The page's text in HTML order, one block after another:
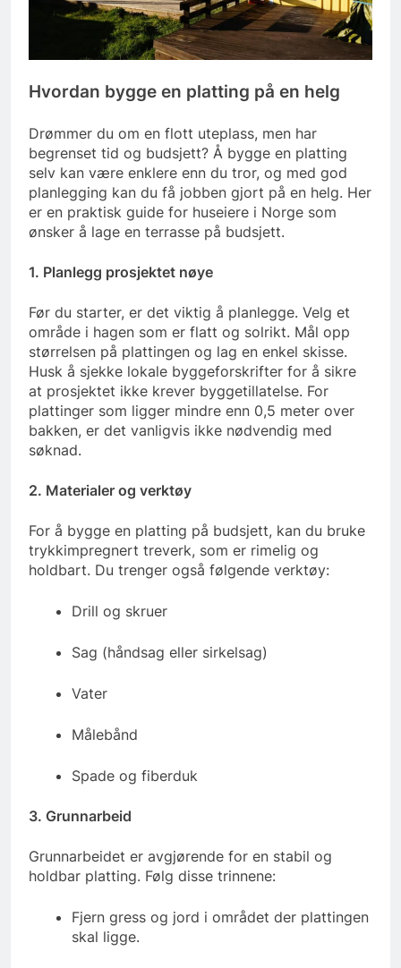
Hvordan bygge en platting på en helg
Drømmer du om en flott uteplass, men har
begrenset tid og budsjett? Å bygge en platting
selv kan være enklere enn du tror, og med god
planlegging kan du få jobben gjort på en helg. Her
er en praktisk guide for huseiere i Norge som
ønsker å lage en terrasse på budsjett.
1. Planlegg prosjektet nøye
Før du starter, er det viktig å planlegge. Velg et
område i hagen som er flatt og solrikt. Mål opp
størrelsen på plattingen og lag en enkel skisse.
Husk å sjekke lokale byggeforskrifter for å sikre
at prosjektet ikke krever byggetillatelse. For
plattinger som ligger mindre enn 0,5 meter over
bakken, er det vanligvis ikke nødvendig med
søknad.
2. Materialer og verktøy
For å bygge en platting på budsjett, kan du bruke
trykkimpregnert treverk, som er rimelig og
holdbart. Du trenger også følgende verktøy:
Drill og skruer
Sag (håndsag eller sirkelsag)
Vater
Målebånd
Spade og fiberduk
3. Grunnarbeid
Grunnarbeidet er avgjørende for en stabil og
holdbar platting. Følg disse trinnene:
Fjern gress og jord i området der plattingen
skal ligge.